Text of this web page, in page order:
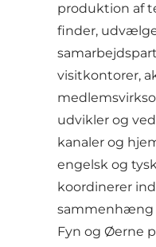
produktion af
finder,
visitkontorer,
udvikler og
kanaler og
engelsk og tysk
koordinerer
sammenhæng
Fyn og Øerne